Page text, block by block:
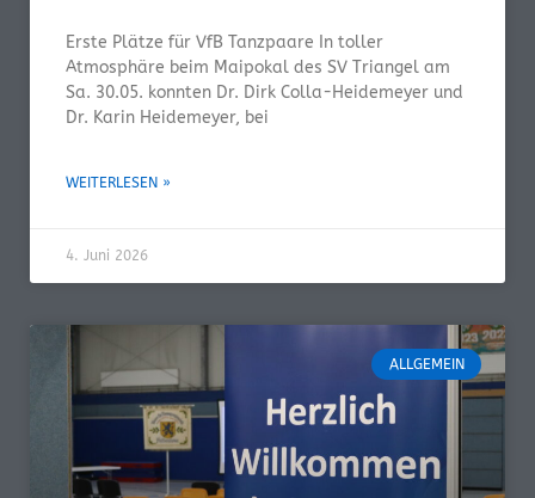
Erste Plätze für VfB Tanzpaare In toller
Atmosphäre beim Maipokal des SV Triangel am
Sa. 30.05. konnten Dr. Dirk Colla-Heidemeyer und
Dr. Karin Heidemeyer, bei
WEITERLESEN »
4. Juni 2026
ALLGEMEIN